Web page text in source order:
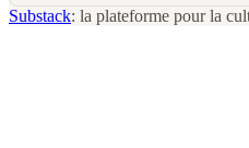
Substack: la plateforme pour la